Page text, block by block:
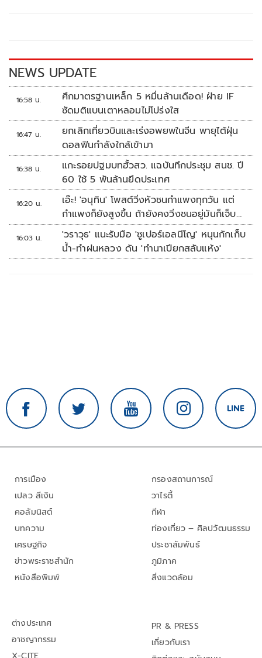
k k
NEWS UPDATE
16:58 น.
ศึกมาตรฐานเหล็ก 5 หมื่นล้านเดือด! ฝ่าย IF
ซัดมติแบนเตาหลอมไม่โปร่งใส
16:47 น.
ยกเลิกเที่ยวบินและเร่งอพยพในจีน พายุไต้ฝุ่น
ดอลฟินกำลังใกล้เข้ามา
16:38 น.
แกะรอยปฐมบทฮั้วสว. แฉบันทึกประชุม สนช. ปี
60 ใช้ 5 พันล้านยึดประเทศ
16:20 น.
เอ๊ะ! 'อนุทิน' โพสต์วิ่งหัวชนกำแพงทุกวัน แต่
กำแพงก็ยังสูงขึ้น ถ้ายังคงวิ่งชนอยู่มันก็เจ็บ
หัวอีก
16:03 น.
'วราวุธ' แนะรับมือ 'ซูเปอร์เอลนีโญ' หนุนกักเก็บ
น้ำ-ทำฝนหลวง ดัน 'ทำนาเปียกสลับแห้ง'
การเมือง
เปลว สีเงิน
คอลัมนิสต์
บทความ
เศรษฐกิจ
ข่าวพระราชสำนัก
หนังสือพิมพ์
กรองสถานการณ์
วาไรตี้
กีฬา
ท่องเที่ยว – ศิลปวัฒนธรรม
ประชาสัมพันธ์
ภูมิภาค
สิ่งแวดล้อม
ต่างประเทศ
อาชญากรรม
PR & PRESS
เกี่ยวกับเรา